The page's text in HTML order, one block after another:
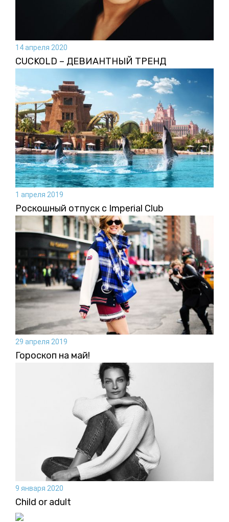
14 апреля 2020
CUCKOLD – ДЕВИАНТНЫЙ ТРЕНД
1 апреля 2019
Роскошный отпуск с Imperial Club
29 апреля 2019
Гороскоп на май!
9 января 2020
Child or adult